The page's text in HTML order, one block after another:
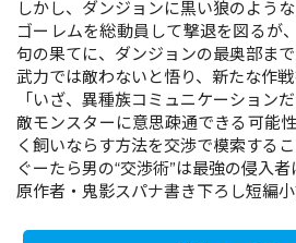
しかし、ダンジョンに黒い狼のよう
ゴーレムを総動員して撃退を図るが
句の果てに、ダンジョンの最奥部まで
武力では敵わないと悟り、新たな作戦
「いざ、異種族コミュニケーションだ
敵モンスターに意思疎通できる可能
く飼いならす方法を交渉で模索するこ
ぐーたら男の“交渉術”は最強の侵入
原作者・鬼影スパナ書き下ろし短編小